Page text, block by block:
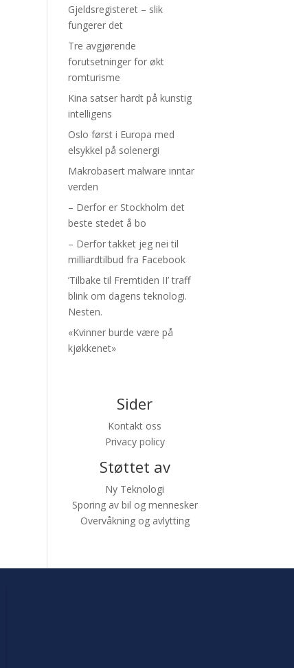
Gjeldsregisteret – slik
fungerer det
Tre avgjørende
forutsetninger for økt
romturisme
Kina satser hardt på kunstig
intelligens
Oslo først i Europa med
elsykkel på solenergi
Makrobasert malware inntar
verden
– Derfor er Stockholm det
beste stedet å bo
– Derfor takket jeg nei til
milliardtilbud fra Facebook
’Tilbake til Fremtiden II’ traff
blink om dagens teknologi.
Nesten.
«Kvinner burde være på
kjøkkenet»
Sider
Kontakt oss
Privacy policy
Støttet av
Ny Teknologi
Sporing av bil og mennesker
Overvåkning og avlytting